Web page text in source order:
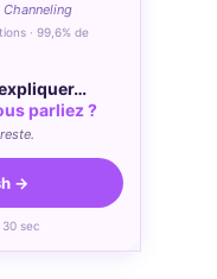
· 99,6% de
parliez ?
→
30 sec